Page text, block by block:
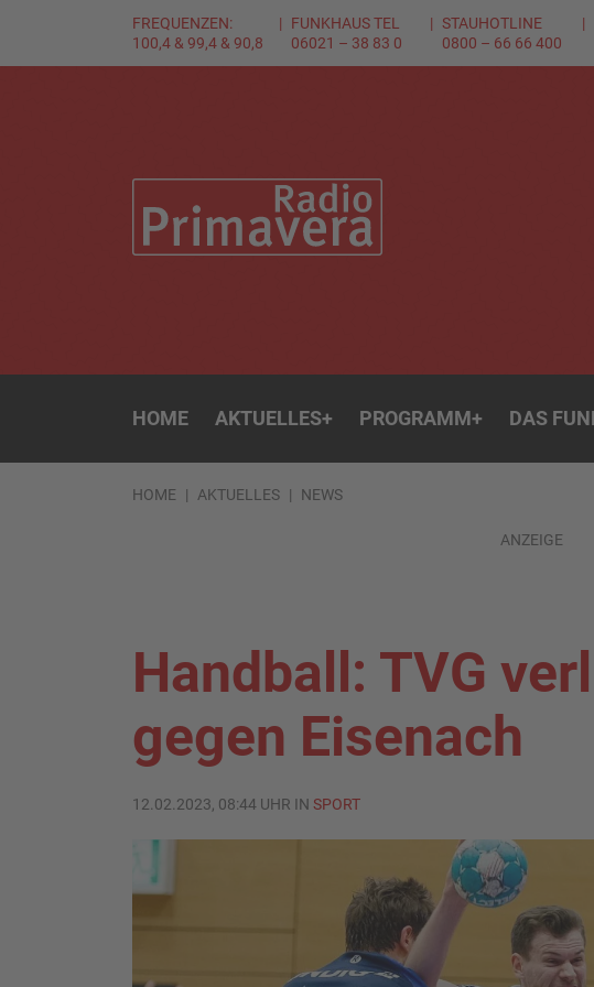
FREQUENZEN:
100,4 & 99,4 & 90,8
FUNKHAUS TEL
06021 – 38 83 0
STAUHOTLINE
0800 – 66 66 400
HOME AKTUELLES+ PROGRAMM+ DAS
HOME AKTUELLES NEWS
ANZEIGE
Handball: TVG
gegen Eisenach
12.02.2023, 08:44 UHR IN SPORT